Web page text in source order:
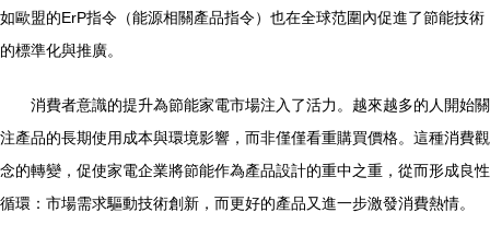
如歐盟的ErP指令（能源相關產品指令）也在全球范圍內促進了節能技術
的標準化與推廣。
消費者意識的提升為節能家電市場注入了活力。越來越多的人開始關
注產品的長期使用成本與環境影響，而非僅僅看重購買價格。這種消費觀
念的轉變，促使家電企業將節能作為產品設計的重中之重，從而形成良性
循環：市場需求驅動技術創新，而更好的產品又進一步激發消費熱情。